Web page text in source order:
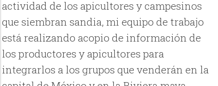
actividad de los apicultores y campesinos
que siembran sandia, mi equipo de trabajo
está realizando acopio de información de
los productores y apicultores para
integrarlos a los grupos que venderán en la